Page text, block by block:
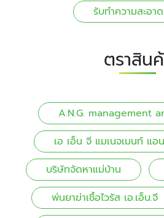
รับทำความสะอา
ตราสิน
A.N.G. management
เอ เอ็น จี แมเนจเมนท์ แอ
บริษัทจัดหาแม่บ้าน
พ่นยาฆ่าเชื้อไวรัส เอ.เอ็น.จี